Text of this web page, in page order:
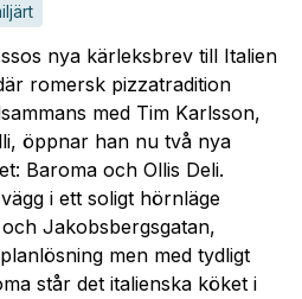
nya kärleksbrev till Italien
romersk pizzatradition
med Tim Karlsson,
öppnar han nu två nya
Baroma och Ollis Deli.
i ett soligt hörnläge
Jakobsbergsgatan,
men med tydligt
står det italienska köket i